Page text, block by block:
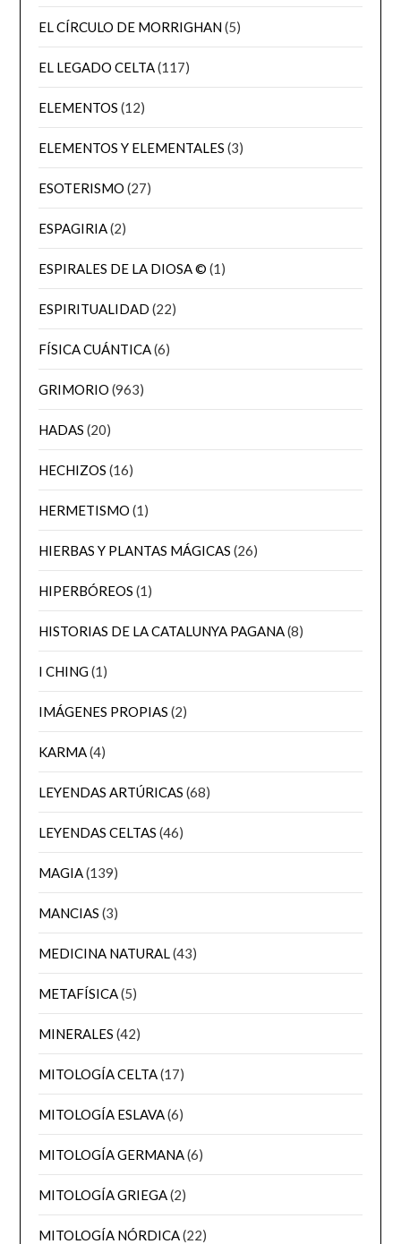
EL CÍRCULO DE MORRIGHAN(5)
EL LEGADO CELTA(117)
ELEMENTOS (12)
ELEMENTOS Y ELEMENTALES (3)
ESOTERISMO (27)
ESPAGIRIA(2)
ESPIRALES DE LA DIOSA © (1)
ESPIRITUALIDAD (22)
FÍSICA CUÁNTICA(6)
GRIMORIO (963)
HADAS (20)
HECHIZOS (16)
HERMETISMO (1)
HIERBAS Y PLANTAS MÁGICAS (26)
HIPERBÓREOS (1)
HISTORIAS DE LA CATALUNYA PAGANA(8)
I CHING(1)
IMÁGENES PROPIAS (2)
KARMA(4)
LEYENDAS ARTÚRICAS (68)
LEYENDAS CELTAS (46)
MAGIA(139)
MANCIAS (3)
MEDICINA NATURAL(43)
METAFÍSICA(5)
MINERALES (42)
MITOLOGÍA CELTA(17)
MITOLOGÍA ESLAVA(6)
MITOLOGÍA GERMANA(6)
MITOLOGÍA GRIEGA(2)
MITOLOGÍA NÓRDICA(22)